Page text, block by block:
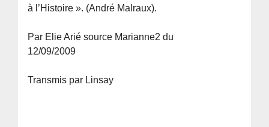
à l’Histoire ». (André Malraux).
Par Elie Arié source Marianne2 du
12/09/2009
Transmis par Linsay